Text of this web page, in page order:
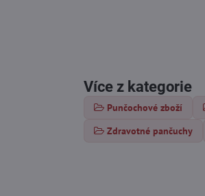
Více z kategorie
Punčochové zboží
Zdravotné pančuchy